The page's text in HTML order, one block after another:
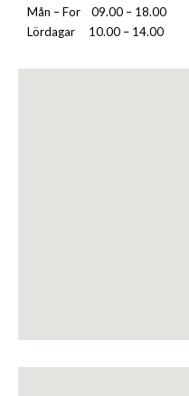
Mån – For
09.00 – 18.00
Lördagar
10.00 – 14.00